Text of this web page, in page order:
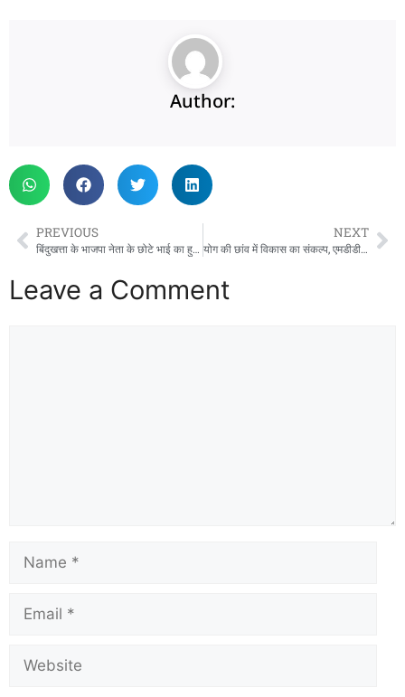
Author:
PREVIOUS
बिंदुखत्ता के भाजपा नेता के छोटे भाई का हुआ आकस्मिक निधन, परिवार में मचा कोहराम
NEXT
योग की छांव में विकास का संकल्प, एमडीडीए सिटी फॉरेस्ट पार्क बना स्वास्थ्य और प्रकृति का महाकुंभ
Leave a Comment